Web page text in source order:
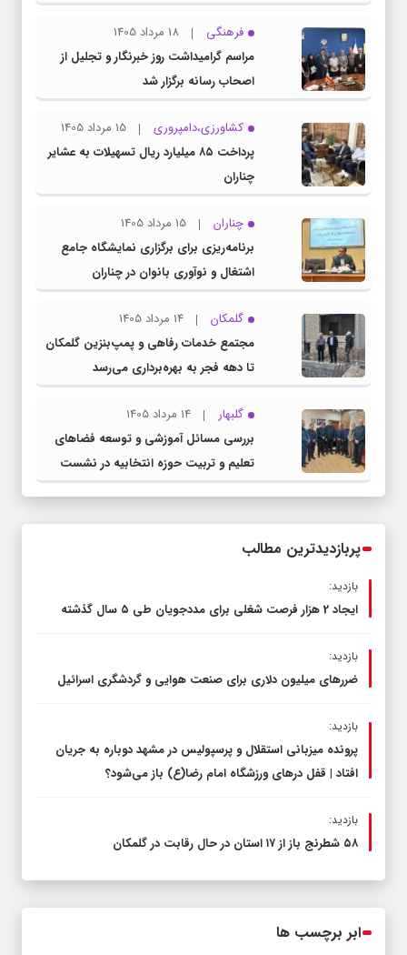
دولتی
فرهنگی
18 مرداد 1405
مراسم گرامیداشت روز خبرنگار و تجلیل از
اصحاب رسانه برگزار شد
کشاورزی،دامپروری
15 مرداد 1405
پرداخت ۸۵ میلیارد ریال تسهیلات به عشایر
چناران
چناران
15 مرداد 1405
برنامه‌ریزی برای برگزاری نمایشگاه جامع
اشتغال و نوآوری بانوان در چناران
گلمکان
14 مرداد 1405
مجتمع خدمات رفاهی و پمپ‌بنزین گلمکان
تا دهه فجر به بهره‌برداری می‌رسد
گلبهار
14 مرداد 1405
بررسی مسائل آموزشی و توسعه فضاهای
تعلیم و تربیت حوزه انتخابیه در نشست
مشترک عضو کمیسیون آموزش مجلس با
پربازدیدترین مطالب
بازدید:
ایجاد 2 هزار فرصت شغلی برای مددجویان طی ۵ سال گذشته
بازدید:
ضررهای میلیون دلاری برای صنعت هوایی و گردشگری اسرائیل
بازدید:
پرونده میزبانی استقلال و پرسپولیس در مشهد دوباره به جریان
افتاد | قفل در‌های ورزشگاه امام رضا(ع) باز می‌شود؟
بازدید:
۵۸ شطرنج‌ باز از ۱۷ استان در حال رقابت در گلمکان
ابر برچسب ها